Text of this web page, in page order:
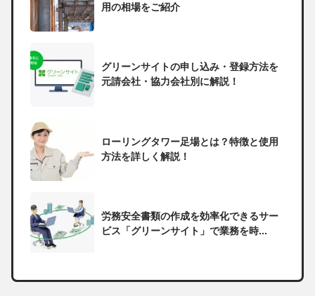
用の相場をご紹介
グリーンサイトの申し込み・登録方法を
元請会社・協力会社別に解説！
ローリングタワー足場とは？特徴と使用
方法を詳しく解説！
労務安全書類の作成を効率化できるサー
ビス「グリーンサイト」で業務を時...